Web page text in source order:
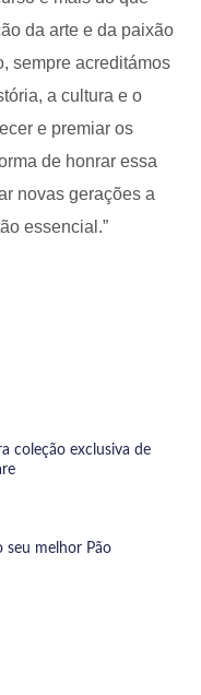
da arte e da paixão
sempre acreditámos
a cultura e o
e premiar os
de honrar essa
novas gerações a
essencial.”
coleção exclusiva de
seu melhor Pão